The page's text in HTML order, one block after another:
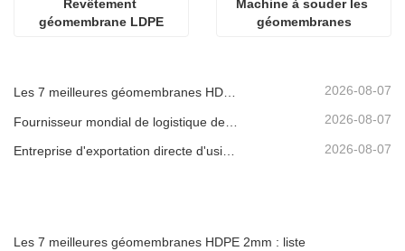
Revêtement
géomembrane LDPE
Machine à souder les
géomembranes
Les 7 meilleures géomembranes HDPE 2mm : liste 2026-08-07
2026-08-07
2026-08-07
Les 7 meilleures géomembranes HDPE 2mm : liste